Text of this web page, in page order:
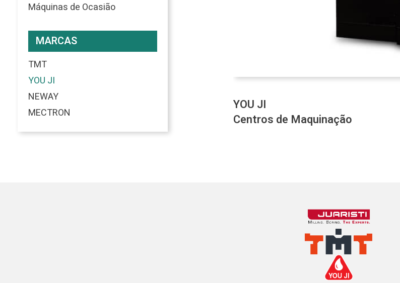
Máquinas de Ocasião
MARCAS
TMT
YOU JI
NEWAY
MECTRON
YOU JI
Centros de Maquinação